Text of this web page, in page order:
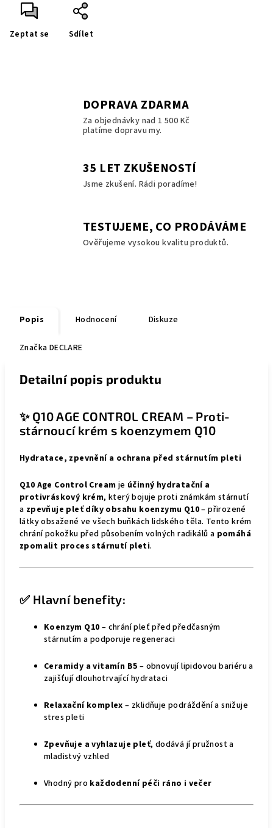
Zeptat se Sdílet
DOPRAVA ZDARMA
Za objednávky nad 1 500 Kč
platíme dopravu my.
35 LET ZKUŠENOSTÍ
Jsme zkušení. Rádi poradíme!
TESTUJEME, CO PRODÁVÁME
Ověřujeme vysokou kvalitu produktů.
Popis Hodnocení Diskuze
Značka DECLARE
Detailní popis produktu
✨ Q10 AGE CONTROL CREAM – Proti-
stárnoucí krém s koenzymem Q10
Hydratace, zpevnění a ochrana před stárnutím pleti
Q10 Age Control Creamje účinný hydratační a
protivráskový krém, který bojuje proti známkám stárnutí
a zpevňuje pleť díky obsahu koenzymu Q10– přirozené
látky obsažené ve všech buňkách lidského těla. Tento krém
chrání pokožku před působením volných radikálů a pomáhá
zpomalit proces stárnutí pleti.
✅ Hlavní benefity:
Koenzym Q10 – chrání pleť před předčasným
stárnutím a podporuje regeneraci
Ceramidy a vitamín B5 – obnovují lipidovou bariéru a
zajišťují dlouhotrvající hydrataci
Relaxační komplex – zklidňuje podráždění a snižuje
stres pleti
Zpevňuje a vyhlazuje pleť, dodává jí pružnost a
mladistvý vzhled
Vhodný pro každodenní péči ráno i večer